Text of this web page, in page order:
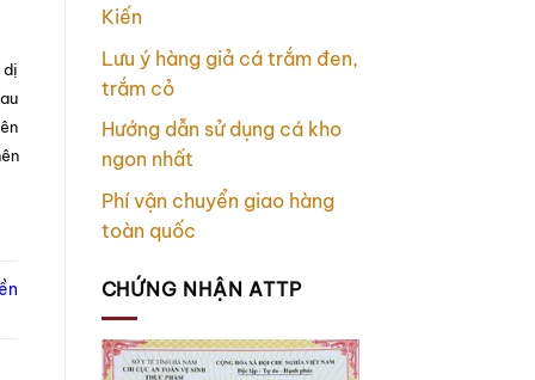
dị
Kiến
Lưu ý hàng giả cá trắm đen,
trắm cỏ
Hướng dẫn sử dụng cá kho
ngon nhất
Phí vận chuyển giao hàng
toàn quốc
CHỨNG NHẬN ATTP